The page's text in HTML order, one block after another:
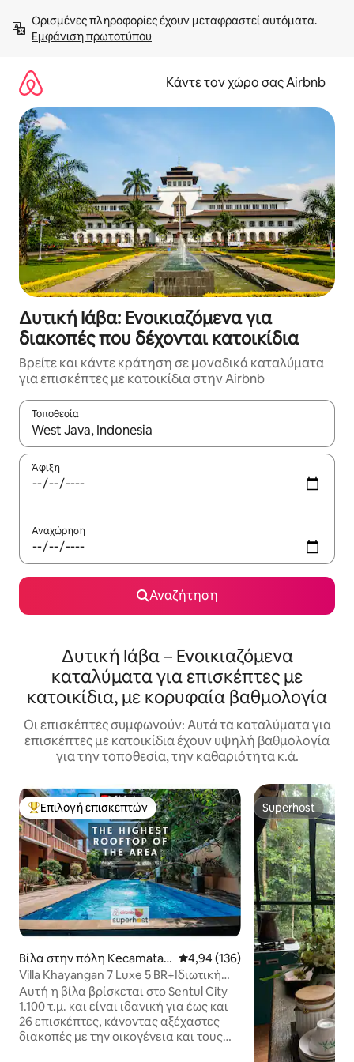
στο
περιεχόμενοΕμφάνιση πρωτοτύπου
Κάντε τον χώρο σας Airbnb
Δυτική Ιάβα: Ενοικιαζόμενα για
διακοπές που δέχονται κατοικίδια
Βρείτε και κάντε κράτηση σε μοναδικά καταλύματα
για επισκέπτες με κατοικίδια στην Airbnb
Τοποθεσία
Όταν τα αποτελέσματα είναι διαθέσιμα, μπορείτε να
Άφιξη
Αναχώρηση
Αναζήτηση
Δυτική Ιάβα – Ενοικιαζόμενα
καταλύματα για επισκέπτες με
κατοικίδια, με κορυφαία βαθμολογία
Οι επισκέπτες συμφωνούν: Αυτά τα καταλύματα για
επισκέπτες με κατοικίδια έχουν υψηλή βαθμολογία
για την τοποθεσία, την καθαριότητα κ.ά.
Κορυφαία επιλογή επισκεπτών
Επιλογή επισκεπτών
Βίλα στην πόλη Kecamatan
Babakan Madang
Μέση βαθμολογία: 4,94 στα 5,
4,94 (136)
Villa Khayangan 7 Luxe 5 BR+Ιδιωτική
πισίνα 26 επισκέπτες
Αυτή η βίλα βρίσκεται στο Sentul City
1.100 τ.μ. και είναι ιδανική για έως και
26 επισκέπτες, κάνοντας αξέχαστες
διακοπές με την οικογένεια και τους
Superhost
Superhost